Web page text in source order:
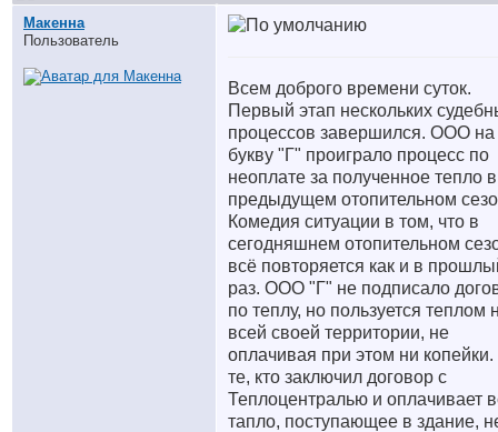
Макенна
Пользователь
Всем доброго времени суток.
Первый этап нескольких
процессов завершился. ООО на
букву "Г" проиграло процесс по
неоплате за полученное тепло в
предыдущем отопительном
Комедия ситуации в том, что в
сегодняшнем отопительном
всё повторяется как и в
раз. ООО "Г" не подписало
по теплу, но пользуется теплом
всей своей территории, не
оплачивая при этом ни
те, кто заключил договор с
Теплоцентралью и оплачивает
тапло, поступающее в здание,